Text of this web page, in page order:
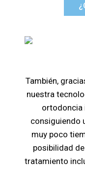
También,
nuestra
ortodoncia
consiguiendo
muy poco
posibilidad
tratamiento